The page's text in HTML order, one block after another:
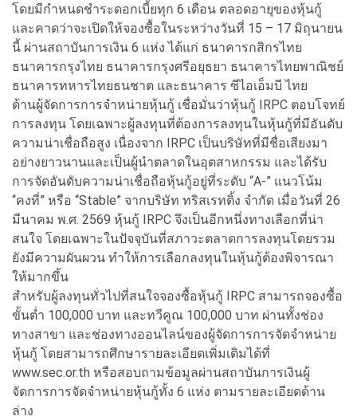
โดยมีกำหนดชำระดอกเบี้ยทุก 6 เดือน ตลอดอายุของหุ้นกู้
และคาดว่าจะเปิดให้จองซื้อในระหว่างวันที่ 15 – 17 มิถุนายน
นี้ ผ่านสถาบันการเงิน 6 แห่ง ได้แก่ ธนาคารกสิกรไทย
ธนาคารกรุงไทย ธนาคารกรุงศรีอยุธยา ธนาคารไทยพาณิชย์
ธนาคารทหารไทยธนชาต และธนาคาร ซีไอเอ็มบี ไทย
ด้านผู้จัดการการจำหน่ายหุ้นกู้ เชื่อมั่นว่าหุ้นกู้ IRPC ตอบโจทย์
การลงทุน โดยเฉพาะผู้ลงทุนที่ต้องการลงทุนในหุ้นกู้ที่มีอันดับ
ความน่าเชื่อถือสูง เนื่องจาก IRPC เป็นบริษัทที่มีชื่อเสียงมา
อย่างยาวนานและเป็นผู้นำตลาดในอุตสาหกรรม และได้รับ
การจัดอันดับความน่าเชื่อถือหุ้นกู้อยู่ที่ระดับ “A-” แนวโน้ม
“คงที่” หรือ “Stable” จากบริษัท ทริสเรทติ้ง จำกัด เมื่อวันที่ 26
มีนาคม พ.ศ. 2569 หุ้นกู้ IRPC จึงเป็นอีกหนึ่งทางเลือกที่น่า
สนใจ โดยเฉพาะในปัจจุบันที่สภาวะตลาดการลงทุนโดยรวม
ยังมีความผันผวน ทำให้การเลือกลงทุนในหุ้นกู้ต้องพิจารณา
ให้มากขึ้น
สำหรับผู้ลงทุนทั่วไปที่สนใจจองซื้อหุ้นกู้ IRPC สามารถจองซื้อ
ขั้นต่ำ 100,000 บาท และทวีคูณ 100,000 บาท ผ่านทั้งช่อง
ทางสาขา และช่องทางออนไลน์ของผู้จัดการการจัดจำหน่าย
หุ้นกู้ โดยสามารถศึกษารายละเอียดเพิ่มเติมได้ที่
www.sec.or.th หรือสอบถามข้อมูลผ่านสถาบันการเงินผู้
จัดการการจัดจำหน่ายหุ้นกู้ทั้ง 6 แห่ง ตามรายละเอียดด้าน
ล่าง